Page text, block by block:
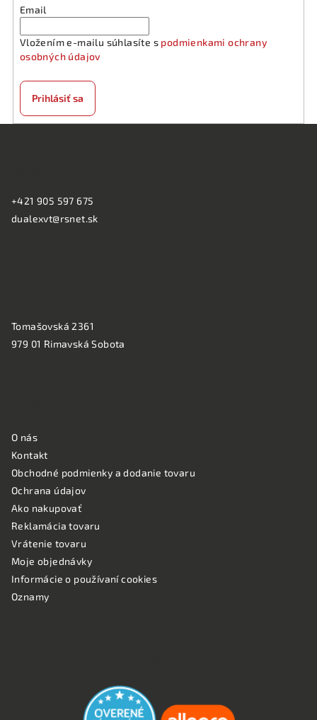
Email
Vložením e-mailu súhlasíte s podmienkami ochrany
osobných údajov
Prihlásiť sa
+421 905 597 675
dualexvt@rsnet.sk
Tomašovská 2361
979 01 Rimavská Sobota
O nás
Kontakt
Obchodné podmienky a dodanie tovaru
Ochrana údajov
Ako nakupovať
Reklamácia tovaru
Vrátenie tovaru
Moje objednávky
Informácie o používaní cookies
Oznamy